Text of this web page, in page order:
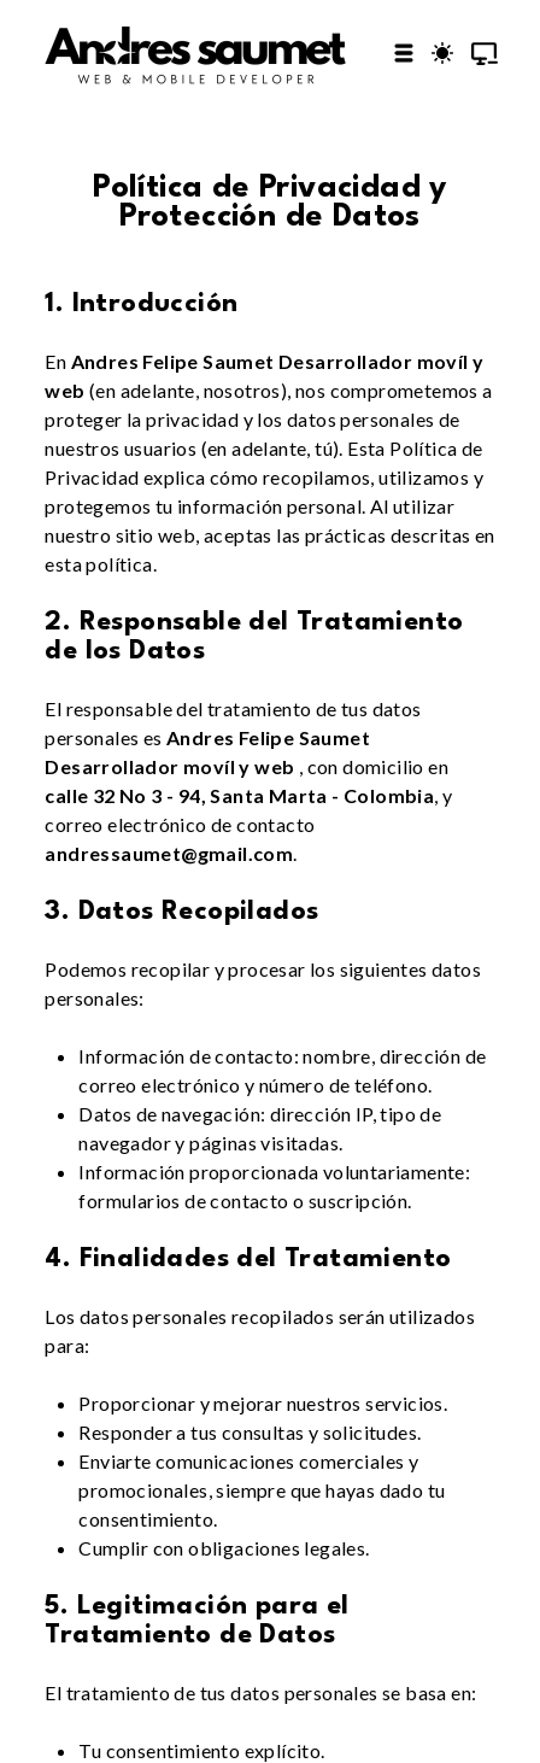
Política de Privacidad y
Protección de Datos
1. Introducción
En Andres Felipe Saumet Desarrollador movíl y
web (en adelante, nosotros), nos comprometemos a
proteger la privacidad y los datos personales de
nuestros usuarios (en adelante, tú). Esta Política de
Privacidad explica cómo recopilamos, utilizamos y
protegemos tu información personal. Al utilizar
nuestro sitio web, aceptas las prácticas descritas en
esta política.
2. Responsable del Tratamiento
de los Datos
El responsable del tratamiento de tus datos
personales es Andres Felipe Saumet
Desarrollador movíl y web , con domicilio en
calle 32 No 3 - 94, Santa Marta - Colombia, y
correo electrónico de contacto
andressaumet@gmail.com.
3. Datos Recopilados
Podemos recopilar y procesar los siguientes datos
personales:
Información de contacto: nombre, dirección de
correo electrónico y número de teléfono.
Datos de navegación: dirección IP, tipo de
navegador y páginas visitadas.
Información proporcionada voluntariamente:
formularios de contacto o suscripción.
4. Finalidades del Tratamiento
Los datos personales recopilados serán utilizados
para:
Proporcionar y mejorar nuestros servicios.
Responder a tus consultas y solicitudes.
Enviarte comunicaciones comerciales y
promocionales, siempre que hayas dado tu
consentimiento.
Cumplir con obligaciones legales.
5. Legitimación para el
Tratamiento de Datos
El tratamiento de tus datos personales se basa en:
Tu consentimiento explícito.